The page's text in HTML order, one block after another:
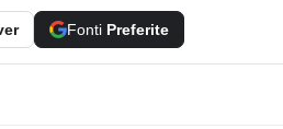
Fonti Preferite